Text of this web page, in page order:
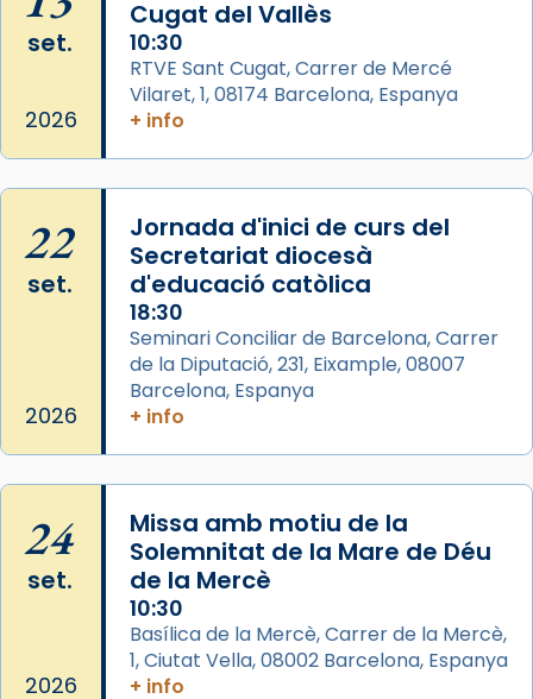
italianitzant; s’interpreta per privilegi
pontifici, amb orquestra i cor, i té una
duració aproximada de tres hores. Després,
processó (recuperada el 1972) al voltant
del temple amb les relíquies de les santes.
Des de 1985 hi participa també un grup de
diablesses amb música i ball propis. Festa
gran a Mataró.
«Si vols saber què és calor, ves per les
Santes a Mataró»🥵.
Photo
View on Facebook · Share
2 weeks ago
seu germà Joan i Pere un dels que
acompanyava més de prop Jesús.
Segons el llibre dels Fets (12,2) fou el primer
apòstol màrtir, decapitat a Jerusalem per
Herodes Agripa (vers l'any 44).
set.
2026
Cugat del Vallès
10:30
RTVE Sant Cugat, Carrer de Mercé
Vilaret, 1, 08174 Barcelona, Espanya
+ info
22
set.
2026
Jornada d'inici de curs del
Secretariat diocesà
d'educació catòlica
18:30
Seminari Conciliar de Barcelona, Carrer
de la Diputació, 231, Eixample, 08007
Barcelona, Espanya
+ info
24
set.
2026
Missa amb motiu de la
Solemnitat de la Mare de Déu
de la Mercè
10:30
Basílica de la Mercè, Carrer de la Mercè,
1, Ciutat Vella, 08002 Barcelona, Espanya
+ info